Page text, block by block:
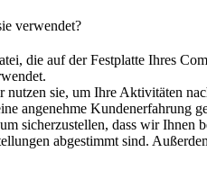
verwendet?
die auf der Festplatte Ihres
nutzen sie, um Ihre Aktivitäten
angenehme Kundenerfahrung
sicherzustellen, dass wir Ihnen
abgestimmt sind.